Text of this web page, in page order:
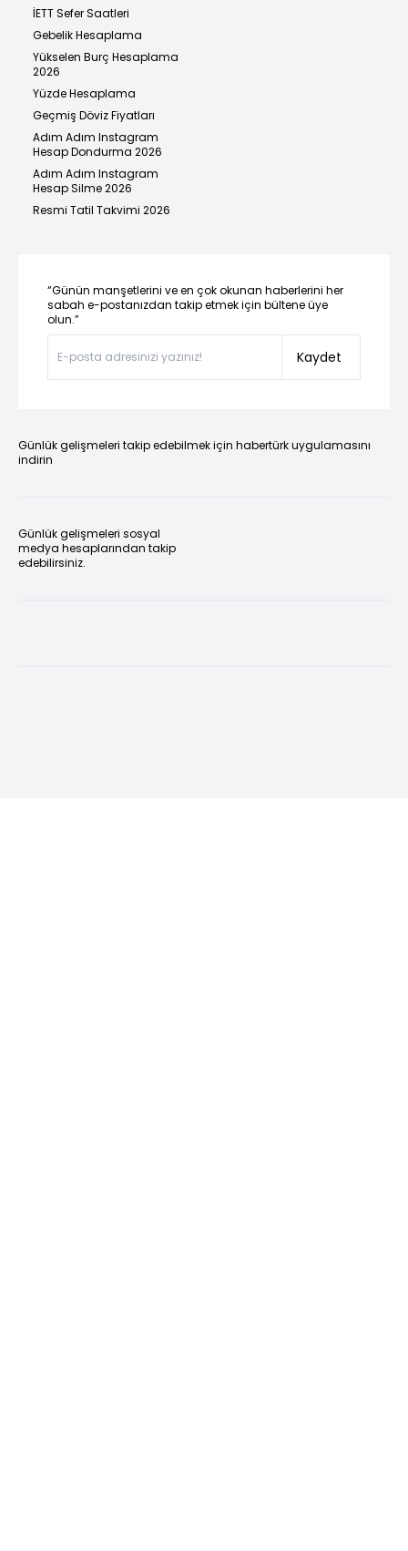
İETT Sefer Saatleri
Gebelik Hesaplama
Yükselen Burç Hesaplama
2026
Yüzde Hesaplama
Geçmiş Döviz Fiyatları
Adım Adım Instagram
Hesap Dondurma 2026
Adım Adım Instagram
Hesap Silme 2026
Resmi Tatil Takvimi 2026
“Günün manşetlerini ve en çok okunan haberlerini her
sabah e-postanızdan takip etmek için bültene üye
olun.”
Kaydet
Günlük gelişmeleri takip edebilmek için habertürk uygulamasını
indirin
Günlük gelişmeleri sosyal
medya hesaplarından takip
edebilirsiniz.